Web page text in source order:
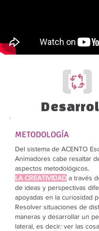
METODOLOGÍA
Del sistema de ACENTO
Animadores cabe resaltar
aspectos metodológicos.
LA CREATIVIDAD a través
de ideas y perspectivas
apoyadas en la curiosidad
Resolver situaciones de
maneras y desarrollar un
lateral, es decir: ver las